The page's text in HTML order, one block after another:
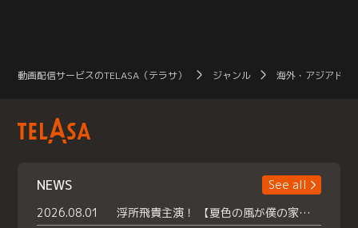
動画配信サービスのTELASA（テラサ） ジャンル 海外・アジアドラ
NEWS
See all
2026.08.01
浮所飛貴主演！ 【夏色の風が僕の家にやってきた】 本日よりテラサで独占配信スタート！